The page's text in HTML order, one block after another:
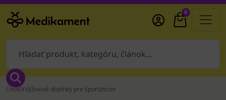
0
Úvod Výživové doplnky pre športovcov